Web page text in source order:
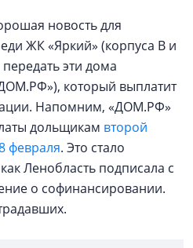
новость для
ЖК «Яркий» (корпуса В и
эти дома
который выплатит
Напомним, «ДОМ.РФ»
дольщикам второй
февраля. Это стало
Ленобласть подписала с
о софинансировании.